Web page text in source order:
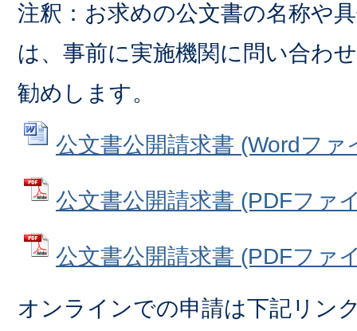
注釈：お求めの公文書の名称や
は、事前に実施機関に問い合わ
勧めします。
公文書公開請求書 (Wordファ
公文書公開請求書 (PDFファ
公文書公開請求書 (PDFファ
オンラインでの申請は下記リン